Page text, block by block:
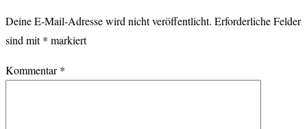
Deine E-Mail-Adresse wird nicht veröffentlicht. Erforderliche Felder
sind mit* markiert
Kommentar*